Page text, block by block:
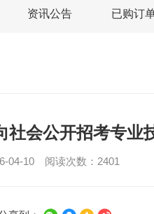
资讯公告 已购订
社会公开招考专业
04-10 阅读次数：2401